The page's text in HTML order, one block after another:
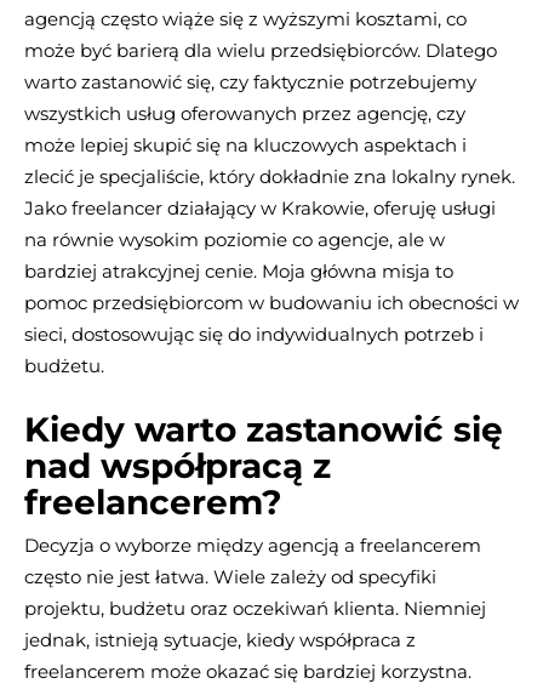
agencją często wiąże się z wyższymi kosztami, co
może być barierą dla wielu przedsiębiorców. Dlatego
warto zastanowić się, czy faktycznie potrzebujemy
wszystkich usług oferowanych przez agencję, czy
może lepiej skupić się na kluczowych aspektach i
zlecić je specjaliście, który dokładnie zna lokalny rynek.
Jako freelancer działający w Krakowie, oferuję usługi
na równie wysokim poziomie co agencje, ale w
bardziej atrakcyjnej cenie. Moja główna misja to
pomoc przedsiębiorcom w budowaniu ich obecności w
sieci, dostosowując się do indywidualnych potrzeb i
budżetu.
Kiedy warto zastanowić się
nad współpracą z
freelancerem?
Decyzja o wyborze między agencją a freelancerem
często nie jest łatwa. Wiele zależy od specyfiki
projektu, budżetu oraz oczekiwań klienta. Niemniej
jednak, istnieją sytuacje, kiedy współpraca z
freelancerem może okazać się bardziej korzystna.